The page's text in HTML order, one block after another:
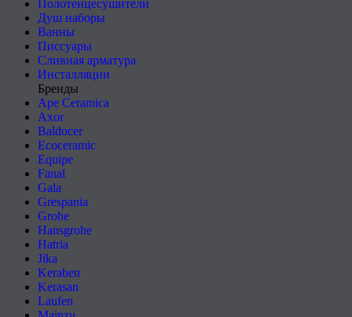
Полотенцесушители
Душ наборы
Ванны
Писсуары
Сливная арматура
Инсталляции
Бренды
Ape Ceramica
Axor
Baldocer
Ecoceramic
Equipe
Fanal
Gala
Grespania
Grohe
Hansgrohe
Hatria
Jika
Keraben
Kerasan
Laufen